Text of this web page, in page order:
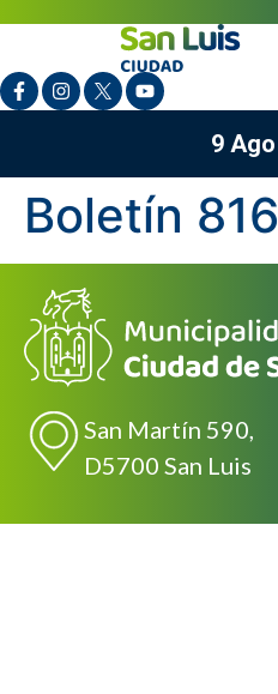
9 Ago
Boletín 816
San Martín 590,
D5700 San Luis